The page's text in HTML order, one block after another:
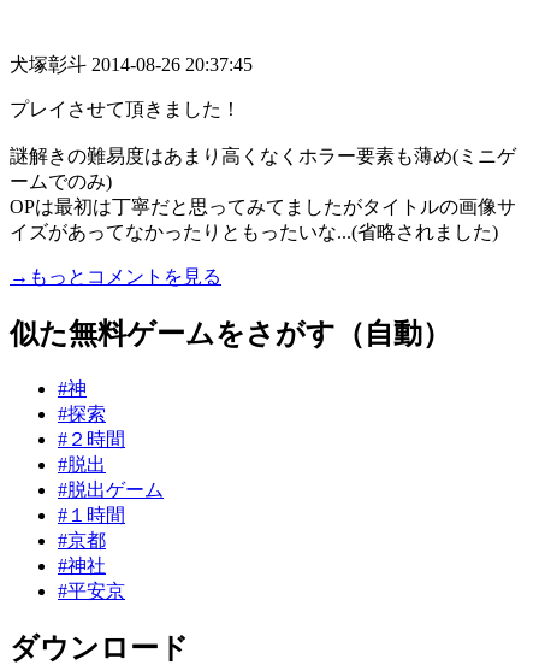
犬塚彰斗 2014-08-26 20:37:45
プレイさせて頂きました！
謎解きの難易度はあまり高くなくホラー要素も薄め(ミニゲ
ームでのみ)
OPは最初は丁寧だと思ってみてましたがタイトルの画像サ
イズがあってなかったりともったいな...(省略されました)
→もっとコメントを見る
似た無料ゲームをさがす（自動）
#神
#探索
#２時間
#脱出
#脱出ゲーム
#１時間
#京都
#神社
#平安京
ダウンロード